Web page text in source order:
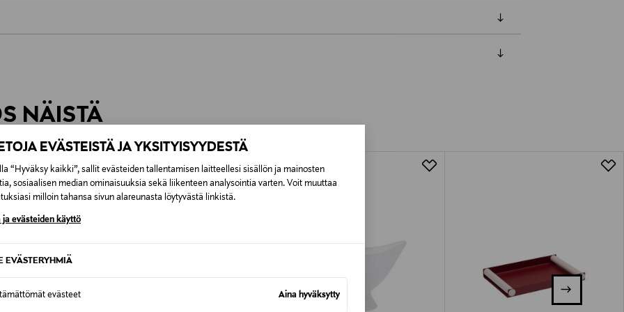
EVÄSTEISTÄ JA YKSITYISYYDESTÄ
“Hyväksy kaikki”, sallit evästeiden tallentamisen laitteellesi sisällön ja mainosten
sosiaalisen median ominaisuuksia sekä liikenteen analysointia varten. Voit muuttaa
milloin tahansa sivun alareunasta löytyvästä linkistä.
ja evästeiden käyttö
EVÄSTERYHMIÄ
evästeet Aina hyväksytty
Alk. 6,90 €, kun toimitus on saatavilla valittuun osoitteeseen.
NÄISTÄ